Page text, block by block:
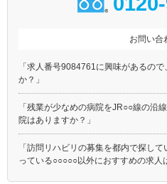
お問い合
「求人番号9084761に興味があるの
か？」
「残業が少なめの病院をJR○○線の沿
院はありますか？」
「訪問リハビリの募集を都内で探し
っている○○○○○以外におすすめの求人